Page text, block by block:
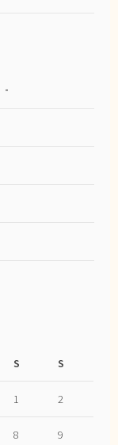
S S
1 2
8 9